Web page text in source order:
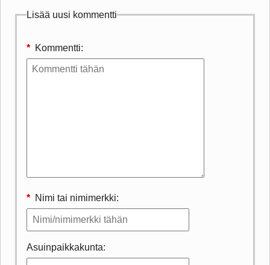
Lisää uusi kommentti
* Kommentti:
* Nimi tai nimimerkki:
Asuinpaikkakunta: